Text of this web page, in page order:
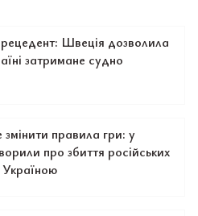
Швеція дозволила
затримане судно
правила гри: у
про збиття російських